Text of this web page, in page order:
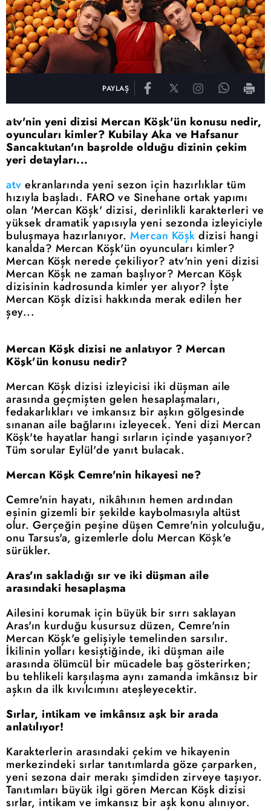
PAYLAŞ
atv'nin yeni dizisi Mercan Köşk'ün konusu nedir,
oyuncuları kimler? Kubilay Aka ve Hafsanur
Sancaktutan'ın başrolde olduğu dizinin çekim
yeri detayları...
atv ekranlarında yeni sezon için hazırlıklar tüm
hızıyla başladı. FARO ve Sinehane ortak yapımı
olan 'Mercan Köşk' dizisi, derinlikli karakterleri ve
yüksek dramatik yapısıyla yeni sezonda izleyiciyle
buluşmaya hazırlanıyor. Mercan Köşk dizisi hangi
kanalda? Mercan Köşk'ün oyuncuları kimler?
Mercan Köşk nerede çekiliyor? atv'nin yeni dizisi
Mercan Köşk ne zaman başlıyor? Mercan Köşk
dizisinin kadrosunda kimler yer alıyor? İşte
Mercan Köşk dizisi hakkında merak edilen her
şey...
Mercan Köşk dizisi ne anlatıyor ? Mercan
Köşk'ün konusu nedir?
Mercan Köşk dizisi izleyicisi iki düşman aile
arasında geçmişten gelen hesaplaşmaları,
fedakarlıkları ve imkansız bir aşkın gölgesinde
sınanan aile bağlarını izleyecek. Yeni dizi Mercan
Köşk'te hayatlar hangi sırların içinde yaşanıyor?
Tüm sorular Eylül'de yanıt bulacak.
Mercan Köşk Cemre'nin hikayesi ne?
Cemre'nin hayatı, nikâhının hemen ardından
eşinin gizemli bir şekilde kaybolmasıyla altüst
olur. Gerçeğin peşine düşen Cemre'nin yolculuğu,
onu Tarsus'a, gizemlerle dolu Mercan Köşk'e
sürükler.
Aras'ın sakladığı sır ve iki düşman aile
arasındaki hesaplaşma
Ailesini korumak için büyük bir sırrı saklayan
Aras'ın kurduğu kusursuz düzen, Cemre'nin
Mercan Köşk'e gelişiyle temelinden sarsılır.
İkilinin yolları kesiştiğinde, iki düşman aile
arasında ölümcül bir mücadele baş gösterirken;
bu tehlikeli karşılaşma aynı zamanda imkânsız bir
aşkın da ilk kıvılcımını ateşleyecektir.
Sırlar, intikam ve imkânsız aşk bir arada
anlatılıyor!
Karakterlerin arasındaki çekim ve hikayenin
merkezindeki sırlar tanıtımlarda göze çarparken,
yeni sezona dair merakı şimdiden zirveye taşıyor.
Tanıtımları büyük ilgi gören Mercan Köşk dizisi
sırlar, intikam ve imkansız bir aşk konu alınıyor.